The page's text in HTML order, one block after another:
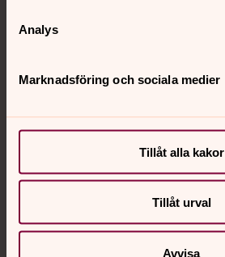
Analys
Marknadsföring och sociala medier
Tillåt alla kakor
Tillåt urval
Avvisa
Kontakt
Kalender